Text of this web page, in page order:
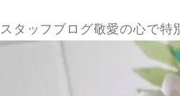
スタッフブログ敬愛の心で特